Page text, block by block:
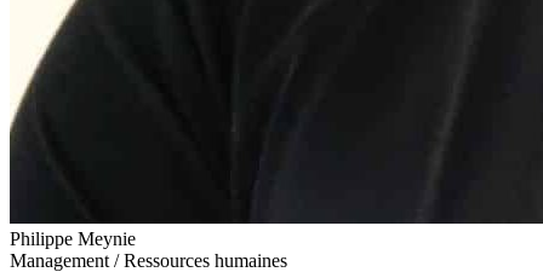
Philippe Meynie
Management / Ressources humaines